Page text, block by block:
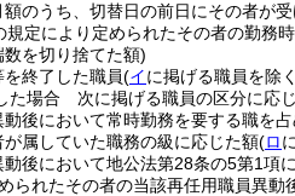
のうち、切替日の前日にその者が
規定により定められたその者の勤務
を切り捨てた額)
終了した職員(イに掲げる職員を除
た場合 次に掲げる職員の区分に応
動後において常時勤務を要する職を
属していた職務の級に応じた額(ロ
動後において地公法第28条の5第1項
られたその者の当該再任用職員異動